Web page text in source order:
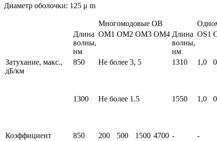
Диаметр оболочки: 125 μ m
Многомодовые ОВ
Длина
волны,
нм
ОМ1 ОМ2 ОМ3 ОМ4 Длина
волны,
нм
ОS1
Затухание, макс.,
дБ/км
850 Не более 3, 5 1310 1,0
1300 Не более 1.5 1550 1,0
Коэффициент
850 200 500 1500 4700 -
-